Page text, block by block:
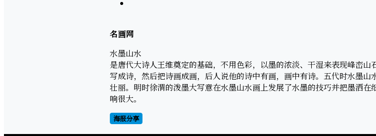
名画网
水墨山水
是唐代大诗人王维奠定的基础，不用色彩，以墨的浓淡、干湿来表现峰峦
写成诗，然后把诗画成画，后人说他的诗中有画，画中有诗。五代时水墨
壮丽。明时徐渭的泼墨大写意在水墨山水画上发展了水墨的技巧并把墨洒
响很大。
海报分享